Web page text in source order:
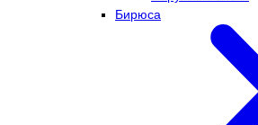
Бирюса